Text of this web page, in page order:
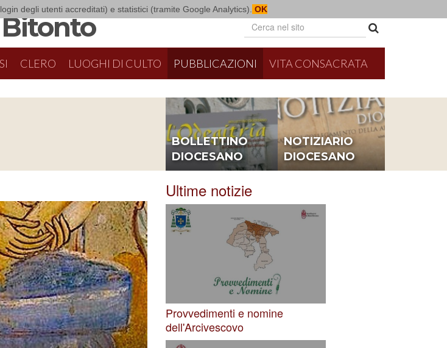
degli utenti accreditati) e statistici (tramite Google Analytics). OK
CLERO LUOGHI DI CULTO PUBBLICAZIONI VITA CONSACRATA
BOLLETTINO
DIOCESANO
NOTIZIARIO
DIOCESANO
Ultime notizie
Provvedimenti e nomine
dell'Arcivescovo